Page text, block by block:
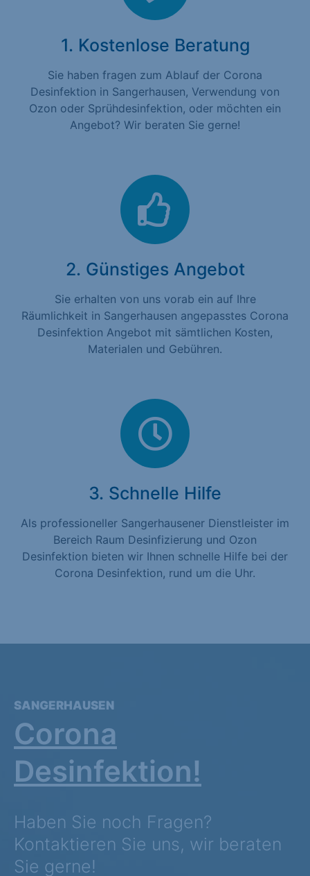
1. Kostenlose Beratung
Sie haben fragen zum Ablauf der Corona
Desinfektion in Sangerhausen, Verwendung von
Ozon oder Sprühdesinfektion, oder möchten ein
Angebot? Wir beraten Sie gerne!
2. Günstiges Angebot
Sie erhalten von uns vorab ein auf Ihre
Räumlichkeit in Sangerhausen angepasstes Corona
Desinfektion Angebot mit sämtlichen Kosten,
Materialen und Gebühren.
3. Schnelle Hilfe
Als professioneller Sangerhausener Dienstleister im
Bereich Raum Desinfizierung und Ozon
Desinfektion bieten wir Ihnen schnelle Hilfe bei der
Corona Desinfektion, rund um die Uhr.
SANGERHAUSEN
Corona
Desinfektion!
Haben Sie noch Fragen?
Kontaktieren Sie uns, wir beraten
Sie gerne!